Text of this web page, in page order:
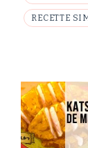
RECETTE
Post